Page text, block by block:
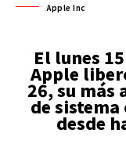
Apple Inc
El lunes
Apple
26, su más
de
desde